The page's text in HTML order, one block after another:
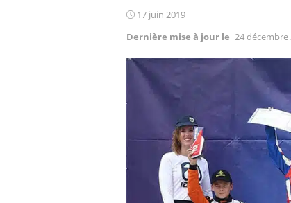
Posted
17 juin 2019
Dernière mise à jour le 24 décembre